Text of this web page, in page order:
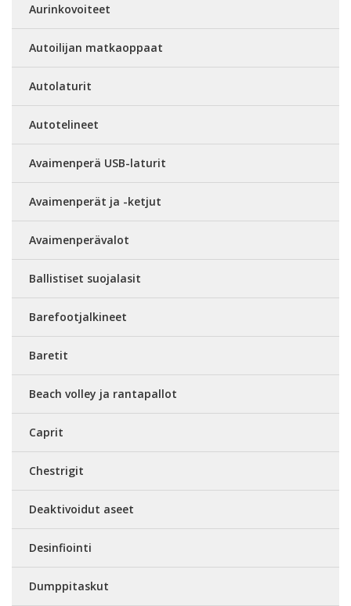
Aurinkovoiteet
Autoilijan matkaoppaat
Autolaturit
Autotelineet
Avaimenperä USB-laturit
Avaimenperät ja -ketjut
Avaimenperävalot
Ballistiset suojalasit
Barefootjalkineet
Baretit
Beach volley ja rantapallot
Caprit
Chestrigit
Deaktivoidut aseet
Desinfiointi
Dumppitaskut